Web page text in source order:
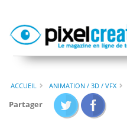
ACCUEIL ANIMATION / 3D / VFX
Partager